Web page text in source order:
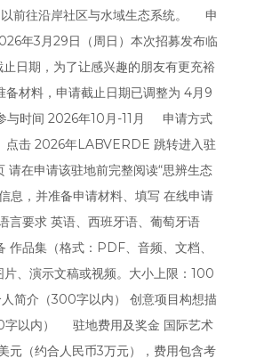
以前往沿岸社区与水域生态系统。 申
年3月29日（周日）本次招募发布临
日期，为了让感兴趣的朋友有更充裕
备材料，申请截止日期已调整为 4月9
时间 2026年10月-11月 申请方式
点击 2026年LABVERDE 跳转进入驻
请在申请该驻地前完整阅读“思辨生态
息，并准备申请材料、填写 在线申请
要求 英语、西班牙语、葡萄牙语
作品集（格式：PDF、音频、文档、
片、演示文稿或视频。大小上限：100
简介（300字以内） 创意项目构想描
字以内） 驻地费用及奖金 国际艺术
元（约合人民币3万元），费用包含考